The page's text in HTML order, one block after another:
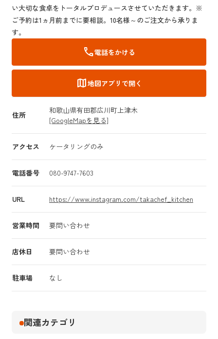
い大切な食卓をトータルプロデュースさせていただきます。※
ご予約は1ヵ月前までに要相談。10名様～のご注文から承りま
す。
call電話をかける
map地図アプリで開く
住所
和歌山県有田郡広川町上津木
[GoogleMapを見る]
アクセス ケータリングのみ
電話番号 080-9747-7603
URL https://www.instagram.com/takachef_kitchen
営業時間 要問い合わせ
店休日 要問い合わせ
駐車場 なし
関連カテゴリ